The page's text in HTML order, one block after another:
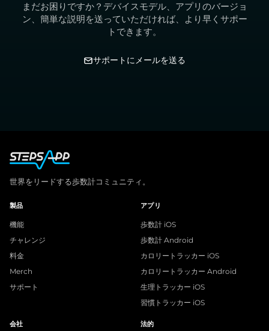
まだお困りですか？デバイスモデル、アプリのバージョ
ン、簡単な説明を送っていただければ、より早くサポー
トできます。
サポートにメールを送る
世界をリードする歩数計コミュニティ。
製品
機能
チャレンジ
料金
Merch
サポート
アプリ
歩数計 iOS
歩数計 Android
カロリートラッカー iOS
カロリートラッカー Android
生理トラッカー iOS
習慣トラッカー iOS
会社 法的